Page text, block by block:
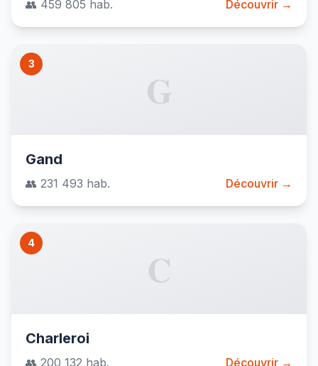
👥 459 805 hab. Découvrir →
3
G
Gand
👥 231 493 hab. Découvrir →
4
C
Charleroi
👥 200 132 hab. Découvrir →